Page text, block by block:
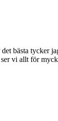
bästa tycker
vi allt för